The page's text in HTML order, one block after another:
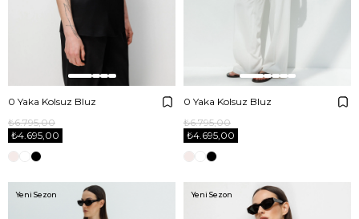
0 Yaka Kolsuz Bluz
₺4.695,00
₺6.795,00
0 Yaka Kolsuz Bluz
₺4.695,00
₺6.795,00
Yeni Sezon Yeni Sezon